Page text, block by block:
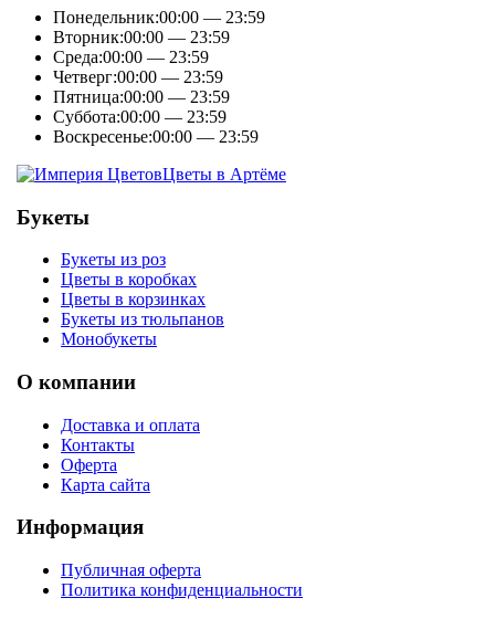
Понедельник:00:00 — 23:59
Вторник:00:00 — 23:59
Среда:00:00 — 23:59
Четверг:00:00 — 23:59
Пятница:00:00 — 23:59
Суббота:00:00 — 23:59
Воскресенье:00:00 — 23:59
Цветы в Артёме
Букеты
Букеты из роз
Цветы в коробках
Цветы в корзинках
Букеты из тюльпанов
Монобукеты
О компании
Доставка и оплата
Контакты
Оферта
Карта сайта
Информация
Публичная оферта
Политика конфиденциальности